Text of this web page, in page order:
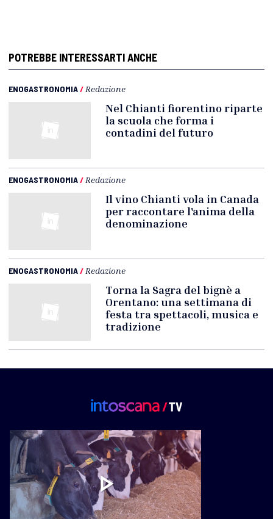
POTREBBE INTERESSARTI ANCHE
ENOGASTRONOMIA/ Redazione
Nel Chianti fiorentino riparte
la scuola che forma i
contadini del futuro
ENOGASTRONOMIA/ Redazione
Il vino Chianti vola in Canada
per raccontare l'anima della
denominazione
ENOGASTRONOMIA/ Redazione
Torna la Sagra del bignè a
Orentano: una settimana di
festa tra spettacoli, musica e
tradizione